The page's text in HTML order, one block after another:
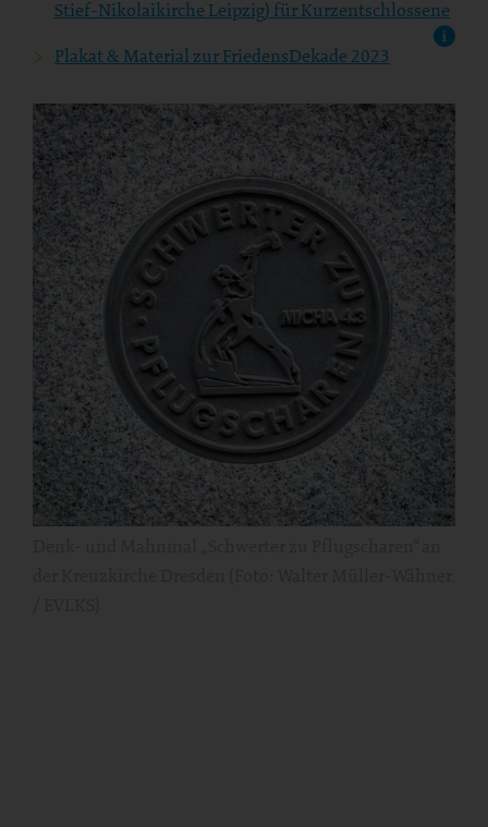
Stief-Nikolaikirche Leipzig) für Kurzentschlossene
Plakat & Material zur FriedensDekade 2023